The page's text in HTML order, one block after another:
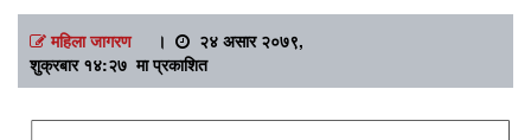
महिला जागरण।
२४ असार २०७९,
शुक्रबार १४:२७ मा प्रकाशित